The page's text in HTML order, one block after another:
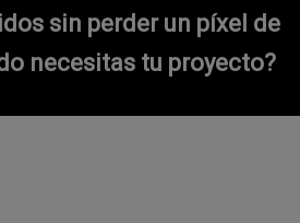
sin perder un píxel de
necesitas tu proyecto?